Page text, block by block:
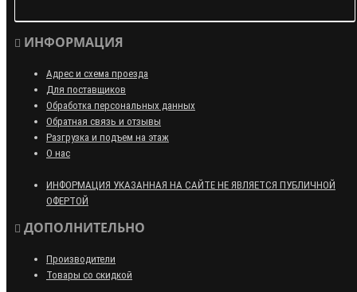
ИНФОРМАЦИЯ
Адрес и схема проезда
Для поставщиков
Обработка персональных данных
Обратная связь и отзывы
Разгрузка и подъем на этаж
О нас
ИНФОРМАЦИЯ УКАЗАННАЯ НА САЙТЕ НЕ ЯВЛЯЕТСЯ ПУБЛИЧНОЙ
ОФЕРТОЙ
ДОПОЛНИТЕЛЬНО
Производители
Товары со скидкой